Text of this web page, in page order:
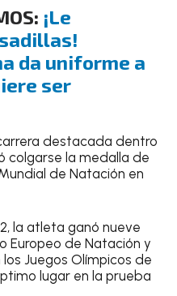
¡Le
da uniforme a
ser
destacada dentro
colgarse la medalla de
de Natación en
la atleta ganó nueve
Europeo de Natación y
Juegos Olímpicos de
lugar en la prueba